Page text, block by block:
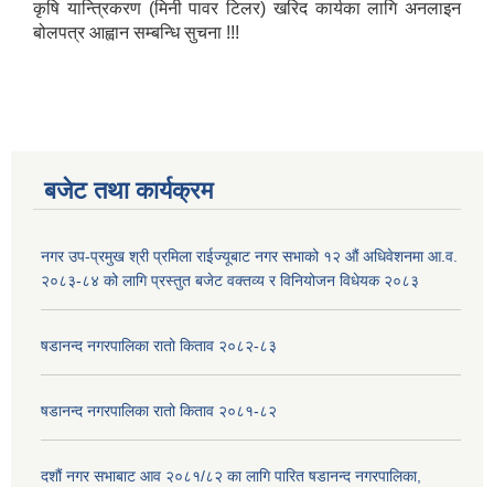
कृषि यान्त्रिकरण (मिनी पावर टिलर) खरिद कार्यका लागि अनलाइन
बोलपत्र आह्वान सम्बन्धि सुचना !!!
बजेट तथा कार्यक्रम
नगर उप-प्रमुख श्री प्रमिला राईज्यूबाट नगर सभाको १२ ‍औं अधिवेशनमा आ.व.
२०८३-८४ को लागि प्रस्तुत बजेट वक्तव्य र विनियोजन विधेयक २०८३
षडानन्द नगरपालिका रातो किताव २०८२-८३
षडानन्द नगरपालिका रातो किताव २०८१-८२
दशौं नगर सभाबाट आव २०८१/८२ का लागि पारित षडानन्द नगरपालिका,